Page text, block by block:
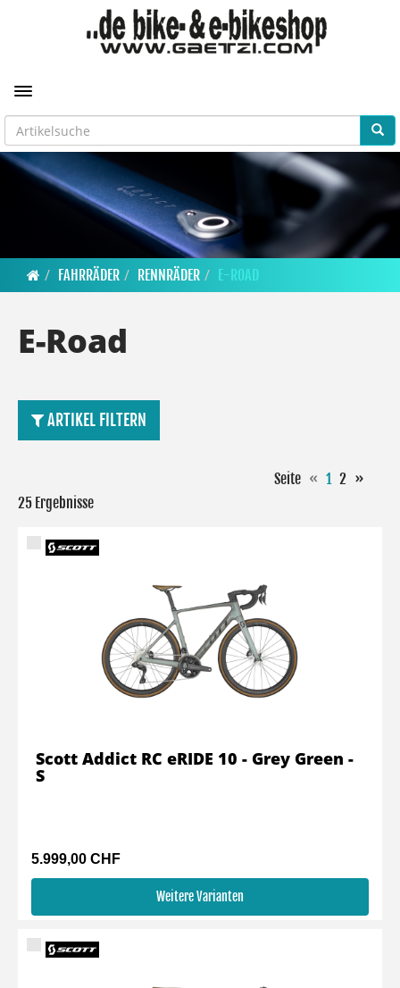
Toggle navigation
FAHRRÄDER RENNRÄDER E-ROAD
E-Road
ARTIKEL FILTERN
Seite « 1 2 »
25 Ergebnisse
5.999,00 CHF
Weitere Varianten
Scott Addict RC eRIDE 10 - Grey Green -
S